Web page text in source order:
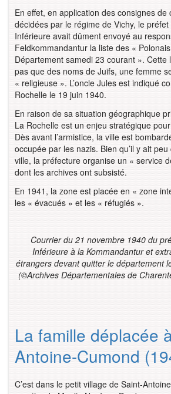
En effet, en application des consignes de
décidées par le régime de Vichy, le
Inférieure avait dûment envoyé au
Feldkommandantur la liste des «
Département samedi 23 courant ». Cette
pas que des noms de Juifs, une femme
« religieuse ». L’oncle Jules est indiqué
Rochelle le 19 juin 1940.
En raison de sa situation géographique
La Rochelle est un enjeu stratégique
Dès avant l’armistice, la ville est
occupée par les nazis. Bien qu’il y ait
ville, la préfecture organise un « service
dont les archives ont subsisté.
En 1941, la zone est placée en « zone
les « évacués » et les « réfugiés ».
Courrier du 21 novembre 1940 du
Inférieure à la Kommandantur et
étrangers devant quitter le département
(©Archives Départementales de
La famille déplacée
Antoine-Cumond
C’est dans le petit village de Saint-